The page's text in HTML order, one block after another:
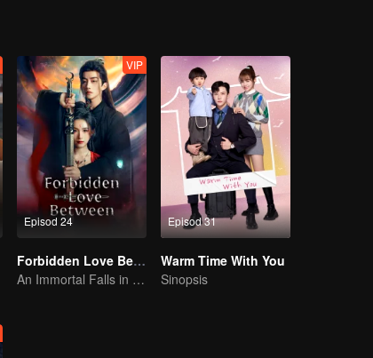
Episod 24
VIP
Forbidden Love Between
An Immortal Falls in Love With a Witch
Episod 31
Warm Time With You
Sinopsis